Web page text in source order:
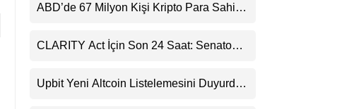
ABD’de 67 Milyon Kişi Kripto Para Sahibi:
CLARITY Act İçin Son 24 Saat: Senato
Beklentisini Bozabilir
Upbit Yeni Altcoin Listelemesini Duyurdu: